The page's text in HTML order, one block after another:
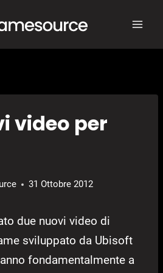
video per
31 Ottobre 2012
due nuovi video di
sviluppato da Ubisoft
fondamentalmente a